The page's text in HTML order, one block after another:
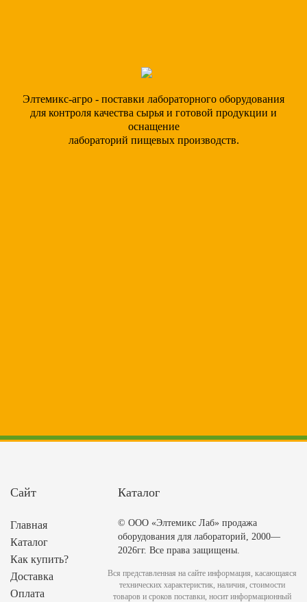
Элтемикс-агро - поставки лабораторного оборудования
для контроля качества сырья и готовой продукции и
оснащение
лабораторий пищевых производств.
Сайт
Главная
Каталог
Как купить?
Доставка
Оплата
Каталог
© ООО «Элтемикс Лаб» продажа
оборудования для лабораторий, 2000—
2026гг. Все права защищены.
Вся представленная на сайте информация, касающаяся
технических характеристик, наличия, стоимости
товаров и сроков поставки, носит информационный